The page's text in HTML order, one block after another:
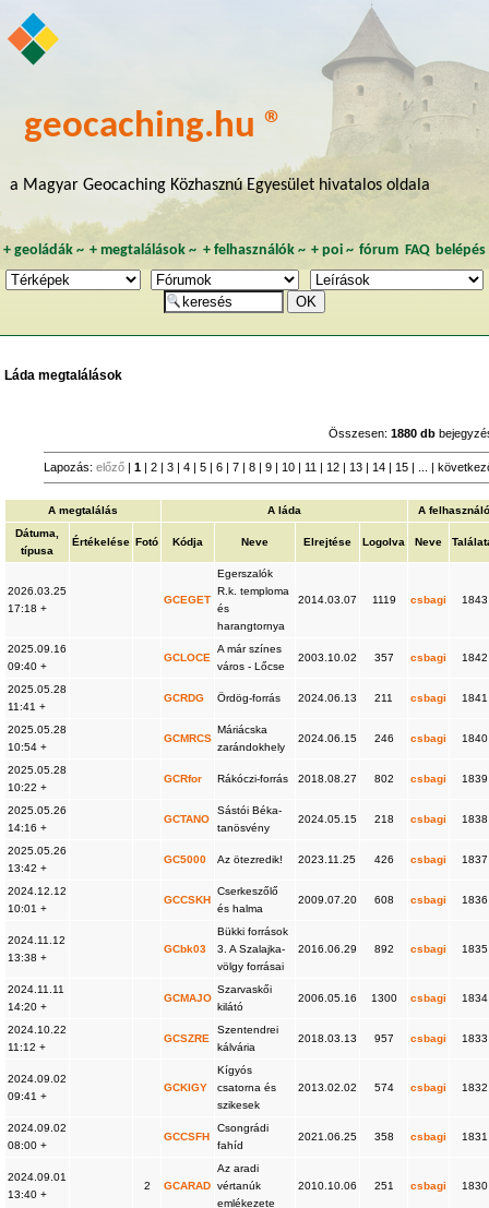
geocaching.hu ®
a Magyar Geocaching Közhasznú Egyesület hivatalos oldala
+ geoládák~ +megtalálások ~ + felhasználók~ + poi~ fórum FAQ belépés
Láda megtalálások
Összesen:1880 db
Lapozás:előző |1 2 3 4 5 6 7 8 9 10 11 12 13 14 15
A megtalálás A láda
A felhasználó
Dátuma,
típusa
Értékelése Fotó Kódja Neve Elrejtése Logolva Neve
2026.03.25
17:18 +
GCEGET
Egerszalók
R.k. temploma
és
harangtornya
2014.03.07 1119 csbagi 1843
2025.09.16
09:40 +
GCLOCE
A már színes
város - Lőcse
2003.10.02 357 csbagi 1842
2025.05.28
11:41 +
GCRDG Ördög-forrás 2024.06.13 211 csbagi 1841
2025.05.28
10:54 +
GCMRCS
Máriácska
zarándokhely
2024.06.15 246 csbagi 1840
2025.05.28
10:22 +
GCRfor Rákóczi-forrás 2018.08.27 802 csbagi 1839
2025.05.26
14:16 +
GCTANO
Sástói Béka-
tanösvény
2024.05.15 218 csbagi 1838
2025.05.26
13:42 +
GC5000 Az ötezredik! 2023.11.25 426 csbagi 1837
2024.12.12
10:01 +
GCCSKH
Cserkeszőlő
és halma
2009.07.20 608 csbagi 1836
2024.11.12
13:38 +
GCbk03
Bükki források
3. A Szalajka-
völgy forrásai
2016.06.29 892 csbagi 1835
2024.11.11
14:20 +
GCMAJO
Szarvaskői
kilátó
2006.05.16 1300 csbagi 1834
2024.10.22
11:12 +
GCSZRE
Szentendrei
kálvária
2018.03.13 957 csbagi 1833
2024.09.02
09:41 +
GCKIGY
Kígyós
csatorna és
szikesek
2013.02.02 574 csbagi 1832
2024.09.02
08:00 +
GCCSFH
Csongrádi
fahíd
2021.06.25 358 csbagi 1831
2024.09.01
13:40 +
2 GCARAD
Az aradi
vértanúk
emlékezete
2010.10.06 251 csbagi 1830